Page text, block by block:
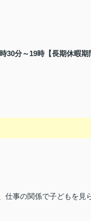
30分～19時【長期休暇期
事の関係で子どもを見